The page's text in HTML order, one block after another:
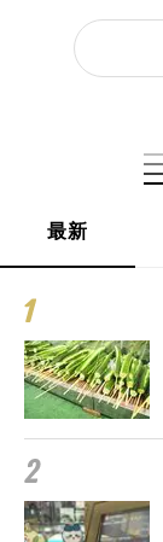
最新